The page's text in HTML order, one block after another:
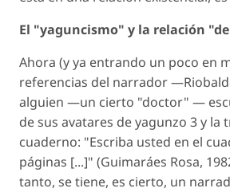
El "yaguncismo" y la relación
Ahora (y ya entrando un poco en
referencias del narrador
alguien —un cierto "doctor" —
de sus avatares de yagunzo 3 y la
cuaderno: "Escriba usted en el
páginas [...]" (Guimaráes Rosa,
tanto, se tiene, es cierto, un